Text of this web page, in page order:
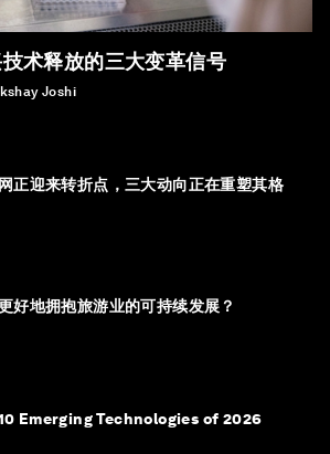
术释放的三大变革信号
Joshi
正迎来转折点，三大动向正在重塑其格
好地拥抱旅游业的可持续发展？
Emerging Technologies of 2026